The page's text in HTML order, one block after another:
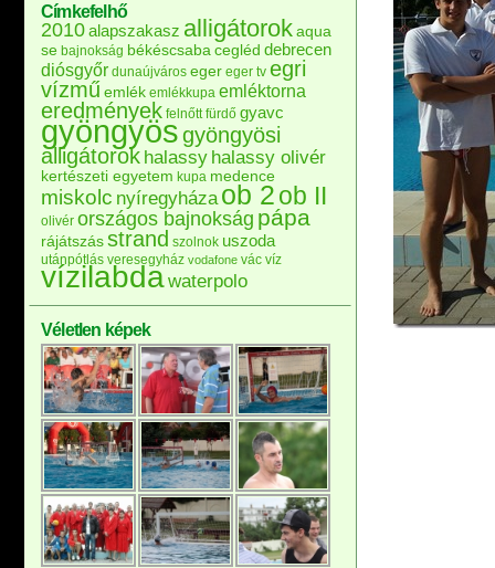
Címkefelhő
2010alapszakasz alligátorokaqua
se bajnokság békéscsaba cegléd debrecen
diósgyőr dunaújváros eger eger tv egri
vízműemlék emlékkupa emléktorna
eredmények felnőtt fürdő gyavc
gyöngyösgyöngyösi
alligátorok halassy halassy olivér
kertészeti egyetem kupa medence
miskolc nyíregyháza ob 2ob II
olivér országos bajnokság pápa
rájátszás strand szolnok uszoda
utánpótlás veresegyház vodafone vác víz
vízilabdawaterpolo
Véletlen képek